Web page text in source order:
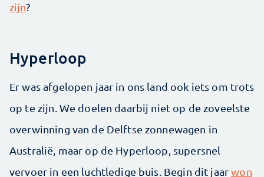
zijn?
Hyperloop
Er was afgelopen jaar in ons land ook iets om trots
op te zijn. We doelen daarbij niet op de zoveelste
overwinning van de Delftse zonnewagen in
Australië, maar op de Hyperloop, supersnel
vervoer in een luchtledige buis. Begin dit jaarwon